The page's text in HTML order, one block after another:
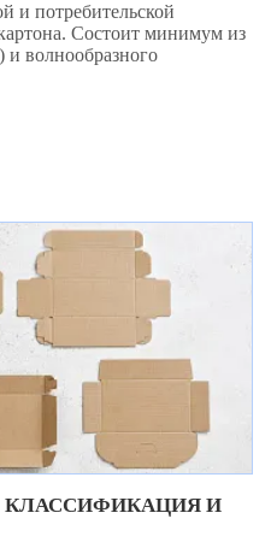
и потребительской
Состоит минимум из
и волнообразного
И